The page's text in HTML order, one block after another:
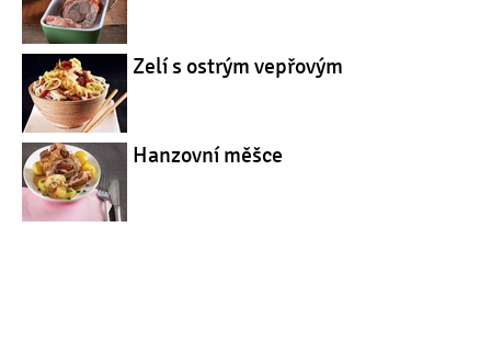
Zelí s ostrým vepřovým
Hanzovní měšce